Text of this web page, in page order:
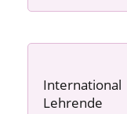
International
Lehrende